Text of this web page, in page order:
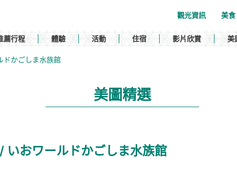
觀光資訊 美食
薦行程 體驗 活動 住宿 影片欣賞 美
かごしま水族館
美圖精選
おワールドかごしま水族館